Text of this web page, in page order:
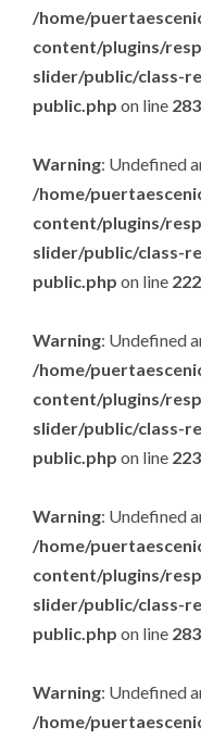
/home/
content/plugins/
slider/public/class-
public.php on line 283
Warning: Undefined
/home/
content/plugins/
slider/public/class-
public.php on line 222
Warning: Undefined
/home/
content/plugins/
slider/public/class-
public.php on line 223
Warning: Undefined
/home/
content/plugins/
slider/public/class-
public.php on line 283
Warning: Undefined
/home/